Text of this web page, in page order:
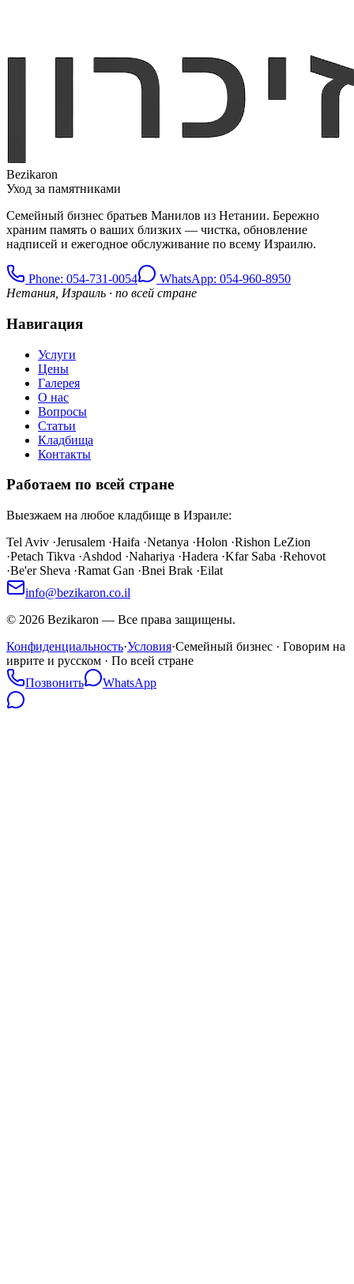
Bezikaron
Уход за памятниками
Семейный бизнес братьев Манилов из Нетании. Бережно
храним память о ваших близких — чистка, обновление
надписей и ежегодное обслуживание по всему Израилю.
Phone: 054-731-0054
WhatsApp: 054-960-8950
Нетания, Израиль · по всей стране
Навигация
Услуги
Цены
Галерея
О нас
Вопросы
Статьи
Кладбища
Контакты
Работаем по всей стране
Выезжаем на любое кладбище в Израиле:
Tel Aviv ·Jerusalem ·Haifa ·Netanya ·Holon ·Rishon LeZion
·Petach Tikva ·Ashdod ·Nahariya ·Hadera ·Kfar Saba ·Rehovot
·Be'er Sheva ·Ramat Gan ·Bnei Brak ·Eilat
info@bezikaron.co.il
© 2026 Bezikaron — Все права защищены.
Конфиденциальность·Условия·Семейный бизнес · Говорим на
иврите и русском · По всей стране
Позвонить
WhatsApp